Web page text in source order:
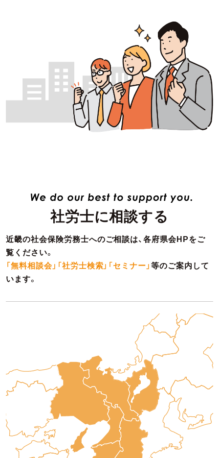
社労士に相談する
近畿の社会保険労務士へのご相談は、各府県会HPをご
覧ください。
「無料相談会」「社労士検索」「セミナー」等のご案内して
います。